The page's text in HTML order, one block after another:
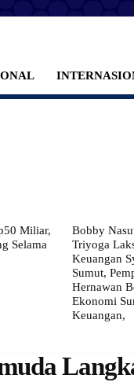
Miliar,
Selama
Bobby
Triyoga
Keuangan
Sumut,
Hernawan
Ekonomi
Keuangan,